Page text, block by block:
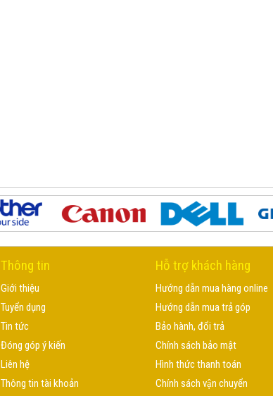
Thông tin
Giới thiệu
Tuyển dụng
Tin tức
Đóng góp ý kiến
Liên hệ
Thông tin tài khoản
Hỗ trợ khách hàng
Hướng dẫn mua hàng online
Hướng dẫn mua trả góp
Bảo hành, đổi trả
Chính sách bảo mật
Hình thức thanh toán
Chính sách vận chuyển